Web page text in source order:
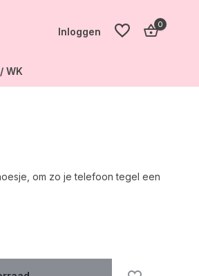
Inloggen
0
WK
om zo je telefoon tegel een